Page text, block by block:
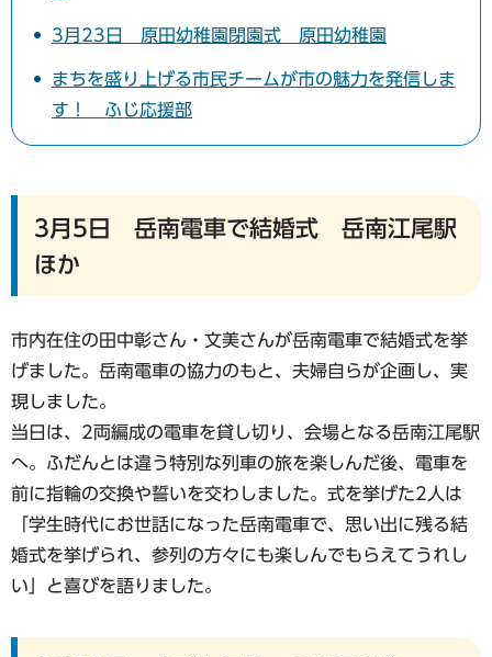
3月23日 原田幼稚園閉園式 原田幼稚園
まちを盛り上げる市民チームが市の魅力を発信しま
す！ ふじ応援部
3月5日 岳南電車で結婚式 岳南江尾駅
ほか
市内在住の田中彰さん・文美さんが岳南電車で結婚式を挙
げました。岳南電車の協力のもと、夫婦自らが企画し、実
現しました。
当日は、2両編成の電車を貸し切り、会場となる岳南江尾駅
へ。ふだんとは違う特別な列車の旅を楽しんだ後、電車を
前に指輪の交換や誓いを交わしました。式を挙げた2人は
「学生時代にお世話になった岳南電車で、思い出に残る結
婚式を挙げられ、参列の方々にも楽しんでもらえてうれし
い」と喜びを語りました。